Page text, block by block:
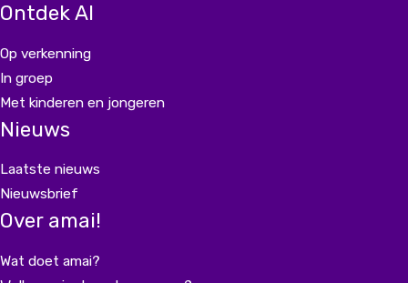
Ontdek AI
Op verkenning
In groep
Met kinderen en jongeren
Nieuws
Laatste nieuws
Nieuwsbrief
Over amai!
Wat doet amai?